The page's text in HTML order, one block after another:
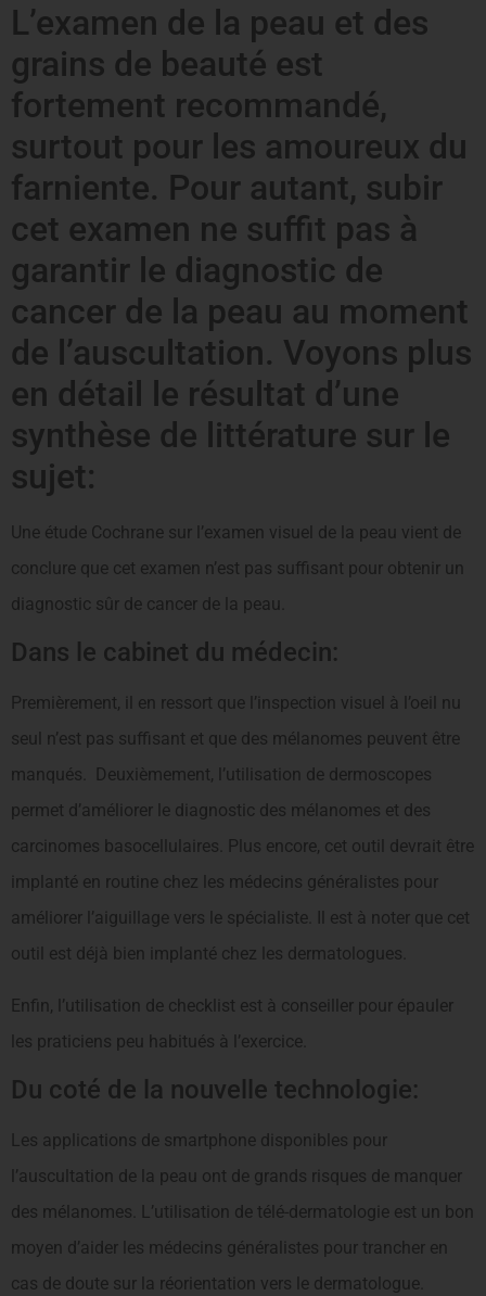
L’examen de la peau et des
grains de beauté est
fortement recommandé,
surtout pour les amoureux du
farniente. Pour autant, subir
cet examen ne suffit pas à
garantir le diagnostic de
cancer de la peau au moment
de l’auscultation. Voyons plus
en détail le résultat d’une
synthèse de littérature sur le
sujet:
Une étude Cochrane sur l’examen visuel de la peau vient de
conclure que cet examen n’est pas suffisant pour obtenir un
diagnostic sûr de cancer de la peau.
Dans le cabinet du médecin:
Premièrement, il en ressort que l’inspection visuel à l’oeil nu
seul n’est pas suffisant et que des mélanomes peuvent être
manqués. Deuxièmement, l’utilisation de dermoscopes
permet d’améliorer le diagnostic des mélanomes et des
carcinomes basocellulaires. Plus encore, cet outil devrait être
implanté en routine chez les médecins généralistes pour
améliorer l’aiguillage vers le spécialiste. Il est à noter que cet
outil est déjà bien implanté chez les dermatologues.
Enfin, l’utilisation de checklist est à conseiller pour épauler
les praticiens peu habitués à l’exercice.
Du coté de la nouvelle technologie:
Les applications de smartphone disponibles pour
l’auscultation de la peau ont de grands risques de manquer
des mélanomes. L’utilisation de télé-dermatologie est un bon
moyen d’aider les médecins généralistes pour trancher en
cas de doute sur la réorientation vers le dermatologue.